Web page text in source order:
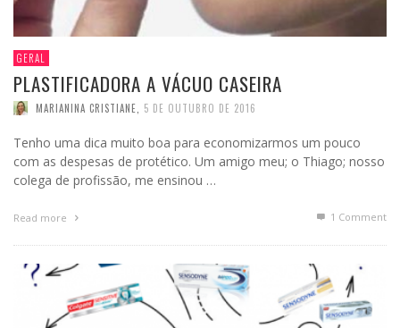
GERAL
PLASTIFICADORA A VÁCUO CASEIRA
MARIANINA CRISTIANE, 5 DE OUTUBRO DE 2016
Tenho uma dica muito boa para economizarmos um pouco
com as despesas de protético. Um amigo meu; o Thiago; nosso
colega de profissão, me ensinou …
Read more 1 Comment